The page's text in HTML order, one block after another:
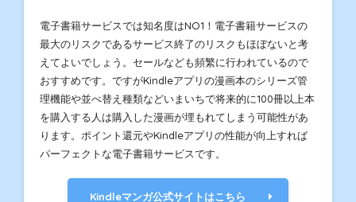
電子書籍サービスでは知名度はNO1！電子書籍サービスの
最大のリスクであるサービス終了のリスクもほぼないと考
えてよいでしょう。セールなども頻繁に行われているので
おすすめです。ですがKindleアプリの漫画本のシリーズ管
理機能や並べ替え種類などいまいちで将来的に100冊以上本
を購入する人は購入した漫画が埋もれてしまう可能性があ
ります。ポイント還元やKindleアプリの性能が向上すれば
パーフェクトな電子書籍サービスです。
Kindleマンガ公式サイトはこちら